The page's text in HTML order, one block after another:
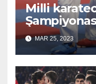
Milli
aldı
MAR 25, 2023